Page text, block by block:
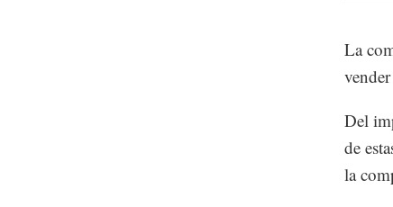
La
Del
de
la